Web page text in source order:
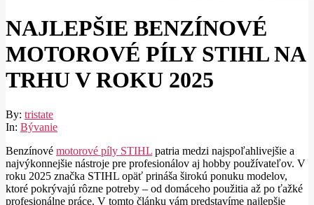
NAJLEPŠIE BENZÍNOVÉ
MOTOROVÉ PÍLY STIHL NA
TRHU V ROKU 2025
By: tristate
In: Bývanie
Benzínové motorové píly STIHL patria medzi najspoľahlivejšie a
najvýkonnejšie nástroje pre profesionálov aj hobby používateľov. V
roku 2025 značka STIHL opäť prináša širokú ponuku modelov,
ktoré pokrývajú rôzne potreby – od domáceho použitia až po ťažké
profesionálne práce. V tomto článku vám predstavíme najlepšie